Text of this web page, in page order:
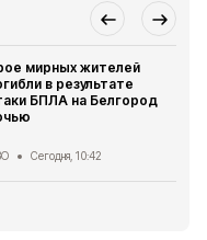
мирных жителей
в результате
БПЛА на Белгород
Сегодня, 10:42